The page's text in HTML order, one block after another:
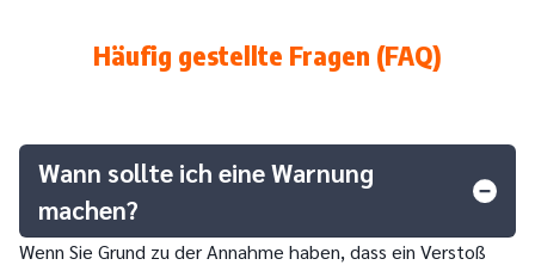
Häufig gestellte Fragen (FAQ)
Wann sollte ich eine Warnung
machen?
Wenn Sie Grund zu der Annahme haben, dass ein Verstoß